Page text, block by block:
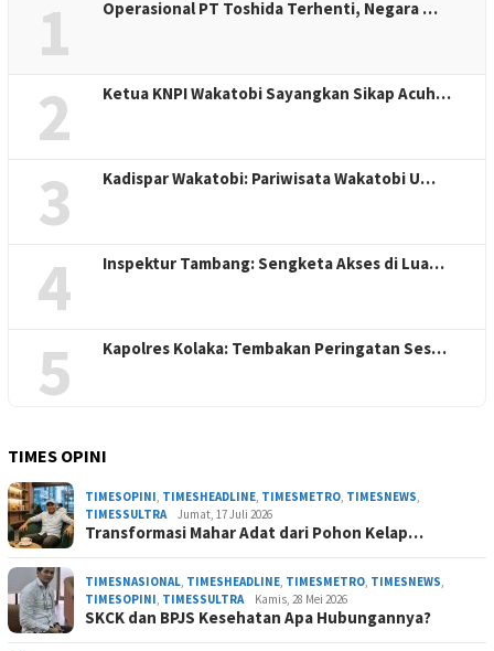
1 Operasional PT Toshida Terhenti, Negara …
2 Ketua KNPI Wakatobi Sayangkan Sikap Acuh…
3 Kadispar Wakatobi: Pariwisata Wakatobi U…
4 Inspektur Tambang: Sengketa Akses di Lua…
5 Kapolres Kolaka: Tembakan Peringatan Ses…
TIMES OPINI
TIMESOPINI TIMESHEADLINE TIMESMETRO TIMESNEWS
TIMESSULTRA
Jumat, 17 Juli 2026
Transformasi Mahar Adat dari Pohon Kelap…
TIMESNASIONAL TIMESHEADLINE TIMESMETRO TIMESNEWS
TIMESOPINI TIMESSULTRA Kamis, 28 Mei 2026
SKCK dan BPJS Kesehatan Apa Hubungannya?